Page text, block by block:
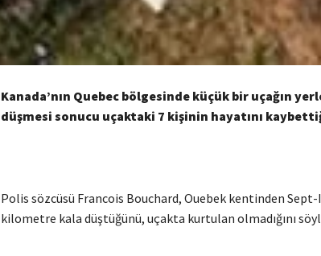
Kanada’nın Quebec bölgesinde küçük bir uçağın
düşmesi sonucu uçaktaki 7 kişinin hayatını
Polis sözcüsü Francois Bouchard, Ouebek kentinden Sept-
kilometre kala düştüğünü, uçakta kurtulan olmadığını